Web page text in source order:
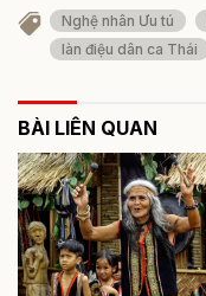
Nghệ nhân Ưu tú
làn điệu dân ca Thái
BÀI LIÊN QUAN